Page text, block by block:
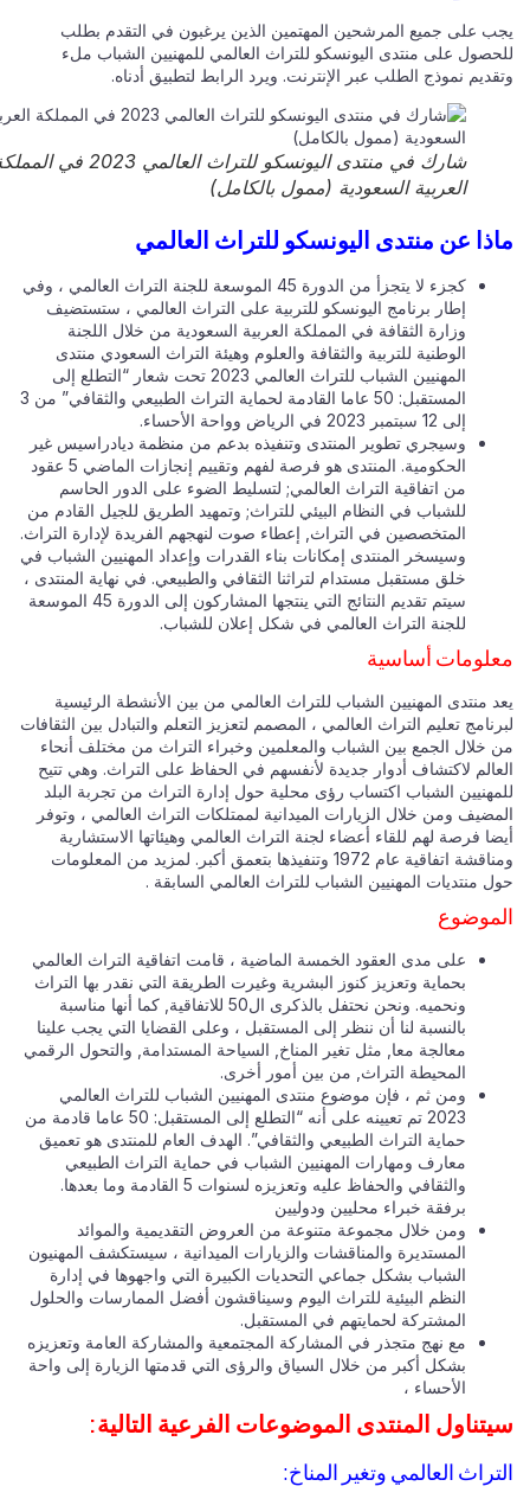
على جميع المرشحين المهتمين الذين يرغبون في التقدم بطلب
على منتدى اليونسكو للتراث العالمي للمهنيين الشباب ملء
نموذج الطلب عبر الإنترنت. ويرد الرابط لتطبيق أدناه.
شارك في منتدى اليونسكو للتراث العالمي 2023 في المملكة
العربية السعودية (ممول بالكامل)
عن منتدى اليونسكو للتراث العالمي
كجزء لا يتجزأ من الدورة 45 الموسعة للجنة التراث العالمي ، وفي
إطار برنامج اليونسكو للتربية على التراث العالمي ، ستستضيف
وزارة الثقافة في المملكة العربية السعودية من خلال اللجنة
الوطنية للتربية والثقافة والعلوم وهيئة التراث السعودي منتدى
المهنيين الشباب للتراث العالمي 2023 تحت شعار “التطلع إلى
المستقبل: 50 عاما القادمة لحماية التراث الطبيعي والثقافي” من 3
وسيجري تطوير المنتدى وتنفيذه بدعم من منظمة ديادراسيس غير
الحكومية. المنتدى هو فرصة لفهم وتقييم إنجازات الماضي 5 عقود
من اتفاقية التراث العالمي; لتسليط الضوء على الدور الحاسم
للشباب في النظام البيئي للتراث; وتمهيد الطريق للجيل القادم من
المتخصصين في التراث, إعطاء صوت لنهجهم الفريدة لإدارة التراث.
وسيسخر المنتدى إمكانات بناء القدرات وإعداد المهنيين الشباب في
خلق مستقبل مستدام لتراثنا الثقافي والطبيعي. في نهاية المنتدى ،
سيتم تقديم النتائج التي ينتجها المشاركون إلى الدورة 45 الموسعة
للجنة التراث العالمي في شكل إعلان للشباب.
أساسية
منتدى المهنيين الشباب للتراث العالمي من بين الأنشطة الرئيسية
تعليم التراث العالمي ، المصمم لتعزيز التعلم والتبادل بين الثقافات
خلال الجمع بين الشباب والمعلمين وخبراء التراث من مختلف أنحاء
لاكتشاف أدوار جديدة لأنفسهم في الحفاظ على التراث. وهي تتيح
الشباب اكتساب رؤى محلية حول إدارة التراث من تجربة البلد
ومن خلال الزيارات الميدانية لممتلكات التراث العالمي ، وتوفر
فرصة لهم للقاء أعضاء لجنة التراث العالمي وهيئاتها الاستشارية
ومناقشة اتفاقية عام 1972 وتنفيذها بتعمق أكبر. لمزيد من المعلومات
منتديات المهنيين الشباب للتراث العالمي السابقة .
على مدى العقود الخمسة الماضية ، قامت اتفاقية التراث العالمي
بحماية وتعزيز كنوز البشرية وغيرت الطريقة التي نقدر بها التراث
ونحميه. ونحن نحتفل بالذكرى ال50 للاتفاقية, كما أنها مناسبة
بالنسبة لنا أن ننظر إلى المستقبل ، وعلى القضايا التي يجب علينا
معالجة معا, مثل تغير المناخ, السياحة المستدامة, والتحول الرقمي
المحيطة التراث, من بين أمور أخرى.
ومن ثم ، فإن موضوع منتدى المهنيين الشباب للتراث العالمي
2023 تم تعيينه على أنه “التطلع إلى المستقبل: 50 عاما قادمة من
حماية التراث الطبيعي والثقافي”. الهدف العام للمنتدى هو تعميق
معارف ومهارات المهنيين الشباب في حماية التراث الطبيعي
والثقافي والحفاظ عليه وتعزيزه لسنوات 5 القادمة وما بعدها.
برفقة خبراء محليين ودوليين
ومن خلال مجموعة متنوعة من العروض التقديمية والموائد
المستديرة والمناقشات والزيارات الميدانية ، سيستكشف المهنيون
الشباب بشكل جماعي التحديات الكبيرة التي واجهوها في إدارة
النظم البيئية للتراث اليوم وسيناقشون أفضل الممارسات والحلول
المشتركة لحمايتهم في المستقبل.
مع نهج متجذر في المشاركة المجتمعية والمشاركة العامة وتعزيزه
بشكل أكبر من خلال السياق والرؤى التي قدمتها الزيارة إلى واحة
الأحساء ،
المنتدى الموضوعات الفرعية التالية:
العالمي وتغير المناخ: